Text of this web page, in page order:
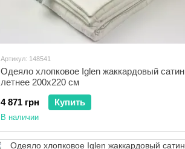
Артикул: 148541
Одеяло хлопковое Iglen жаккардовый сатин
летнее 200x220 см
4 871 грн
Купить
В наличии